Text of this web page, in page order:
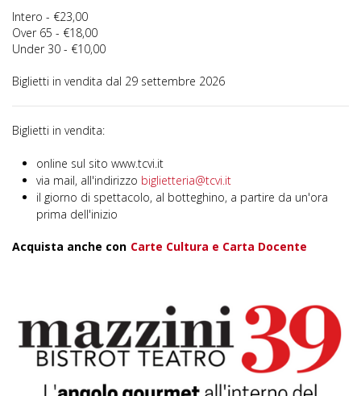
Intero - €23,00
Over 65 - €18,00
Under 30 - €10,00
Biglietti in vendita dal 29 settembre 2026
Biglietti in vendita:
online sul sito www.tcvi.it
via mail, all'indirizzo biglietteria@tcvi.it
il giorno di spettacolo, al botteghino, a partire da un'ora
prima dell'inizio
Acquista anche con Carte Cultura e Carta Docente